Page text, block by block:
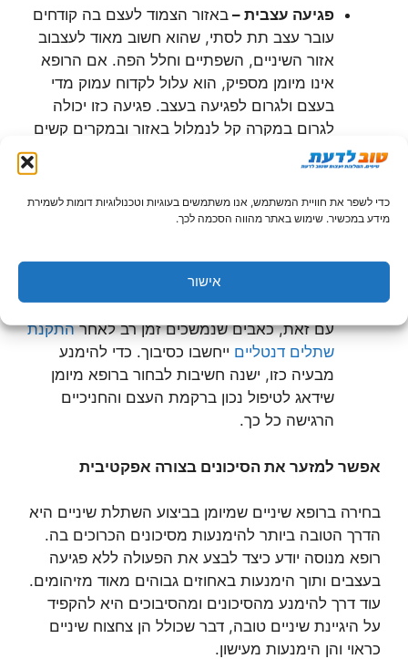
כדי לשפר את חוויית המשתמש, אנו משתמשים בעוגיות וטכנולוגיות דומות לשמירת
מידע במכשיר. שימוש באתר מהווה הסכמה לכך.
אישור
פגיעה עצבית – באזור הצמוד לעצם בה קודחים
עובר עצב תת לסתי, שהוא חשוב מאוד לעצבוב
אזור השיניים, השפתיים וחלל הפה. אם הרופא
אינו מיומן מספיק, הוא עלול לקדוח עמוק מדי
בעצם ולגרום לפגיעה בעצב. פגיעה כזו יכולה
לגרום במקרה קל לנמלול באזור ובמקרים קשים
לחוסר תחושה. פגיעה עצבית בעצב התת לסתי
יכולה להיות הפיכה אך במצבים קשים היא
עלולה להיות גם בלתי הפיכה.
עבור רקמה שעוברת טראומה כלשהי, כמו קידוח
או חיתוך, לכן כאב שנמשך כשבוע עד חודש
לאחר ההשתלה ייחשב למצב טבעי ולא כסיבוך.
עם זאת, כאבים שנמשכים זמן רב לאחרהתקנת
שתלים דנטליים ייחשבו כסיבוך. כדי להימנע
מבעיה כזו, ישנה חשיבות לבחור ברופא מיומן
שידאג לטיפול נכון ברקמת העצם והחניכיים
הרגישה כל כך.
אפשר למזער את הסיכונים בצורה אפקטיבית
בחירה ברופא שיניים שמיומן בביצוע השתלת שיניים היא
הדרך הטובה ביותר להימנעות מסיכונים הכרוכים בה.
רופא מנוסה יודע כיצד לבצע את הפעולה ללא פגיעה
בעצבים ותוך הימנעות באחוזים גבוהים מאוד מזיהומים.
עוד דרך להימנע מהסיכונים ומהסיבוכים היא להקפיד
על היגיינת שיניים טובה, דבר שכולל הן צחצוח שיניים
כראוי והן הימנעות מעישון.